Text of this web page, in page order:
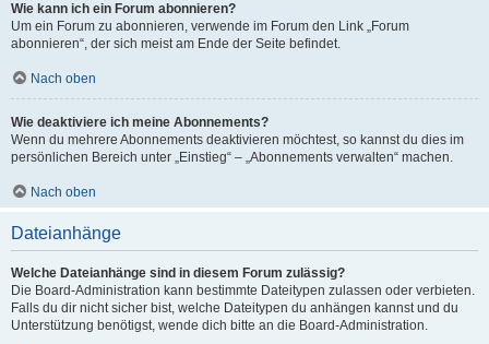
Wie kann ich ein Forum abonnieren?
Um ein Forum zu abonnieren, verwende im Forum den Link „Forum
abonnieren“, der sich meist am Ende der Seite befindet.
Nach oben
Wie deaktiviere ich meine Abonnements?
Wenn du mehrere Abonnements deaktivieren möchtest, so kannst du dies im
persönlichen Bereich unter „Einstieg“ – „Abonnements verwalten“ machen.
Nach oben
Dateianhänge
Welche Dateianhänge sind in diesem Forum zulässig?
Die Board-Administration kann bestimmte Dateitypen zulassen oder verbieten.
Falls du dir nicht sicher bist, welche Dateitypen du anhängen kannst und du
Unterstützung benötigst, wende dich bitte an die Board-Administration.